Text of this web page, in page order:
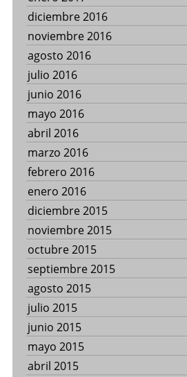
diciembre 2016
noviembre 2016
agosto 2016
julio 2016
junio 2016
mayo 2016
abril 2016
marzo 2016
febrero 2016
enero 2016
diciembre 2015
noviembre 2015
octubre 2015
septiembre 2015
agosto 2015
julio 2015
junio 2015
mayo 2015
abril 2015